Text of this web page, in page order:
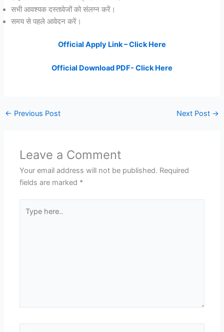
सभी आवश्यक दस्तावेजों को संलग्न करें।
समय से पहले आवेदन करें।
Official Apply Link – Click Here
Official Download PDF- Click Here
← Previous Post Next Post →
Leave a Comment
Your email address will not be published. Required
fields are marked *
here..